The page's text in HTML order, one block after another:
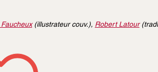
(illustrateur couv.), Robert Latour